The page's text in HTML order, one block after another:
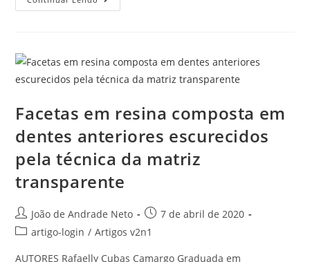
Facetas em resina composta em
dentes anteriores escurecidos
pela técnica da matriz
transparente
João de Andrade Neto
7 de abril de 2020
artigo-login / Artigos v2n1
AUTORES Rafaelly Cubas Camargo Graduada em